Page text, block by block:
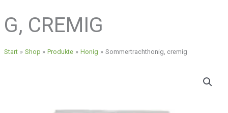
G, CREMIG
Start Shop Produkte Honig Sommertrachthonig, cremig